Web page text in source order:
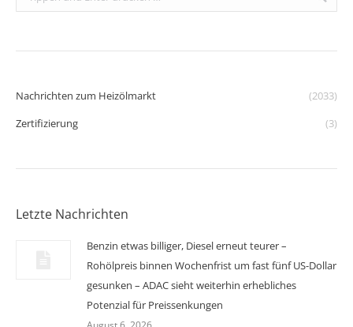
Nachrichten zum Heizölmarkt
(2033)
Zertifizierung
(3)
Letzte Nachrichten
Benzin etwas billiger, Diesel erneut teurer –
Rohölpreis binnen Wochenfrist um fast fünf US-Dollar
gesunken – ADAC sieht weiterhin erhebliches
Potenzial für Preissenkungen